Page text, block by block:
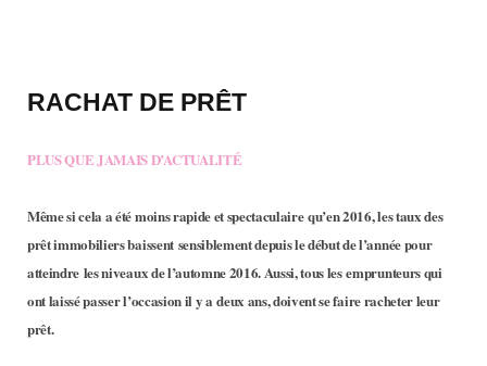
RACHAT DE PRÊT
PLUS QUE JAMAIS D’ACTUALITÉ
Même si cela a été moins rapide et spectaculaire qu’en 2016, les taux des
prêt immobiliers baissent sensiblement depuis le début de l’année pour
atteindre les niveaux de l’automne 2016. Aussi, tous les emprunteurs qui
ont laissé passer l’occasion il y a deux ans, doivent se faire racheter leur
prêt.